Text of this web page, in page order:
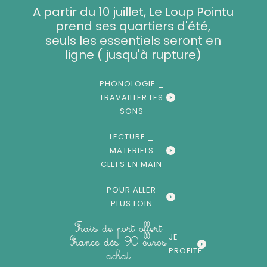
A partir du 10 juillet, Le Loup Pointu
prend ses quartiers d'été,
seuls les essentiels seront en
ligne ( jusqu'à rupture)
PHONOLOGIE _
TRAVAILLER LES
SONS
LECTURE _
MATERIELS
CLEFS EN MAIN
POUR ALLER
PLUS LOIN
Frais de port offert
France dès 90 euros
achat
JE
PROFITE